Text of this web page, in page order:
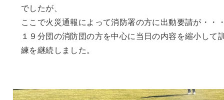
でしたが、
ここで火災通報によって消防署の方に出動要請が・・
１９分団の消防団の方を中心に当日の内容を縮小して
練を継続しました。